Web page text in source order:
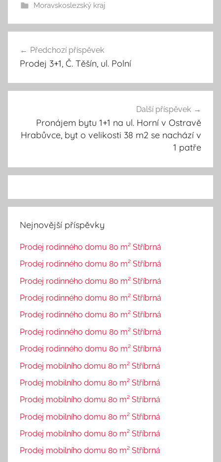
Moravskoslezský kraj
Navigace
pro
příspěvek
Předchozí příspěvek
Prodej 3+1, Č. Těšín, ul. Polní
Další příspěvek
Pronájem bytu 1+1 na ul. Horní v Ostravě
Hrabůvce, byt o velikosti 38 m2 se nachází v
1 patře
Nejnovější příspěvky
Prodej rodinného domu 80 m² Stříbrná
Prodej rodinného domu 80 m² Stříbrná
Prodej rodinného domu 80 m² Stříbrná
Prodej rodinného domu 80 m² Stříbrná
Prodej rodinného domu 80 m² Stříbrná
Prodej rodinného domu 80 m² Stříbrná
Prodej rodinného domu 80 m² Stříbrná
Prodej mobilního domu 80 m² Stříbrná
Prodej mobilního domu 80 m² Stříbrná
Prodej mobilního domu 80 m² Stříbrná
Prodej mobilního domu 80 m² Stříbrná
Prodej mobilního domu 80 m² Stříbrná
Prodej mobilního domu 80 m² Stříbrná